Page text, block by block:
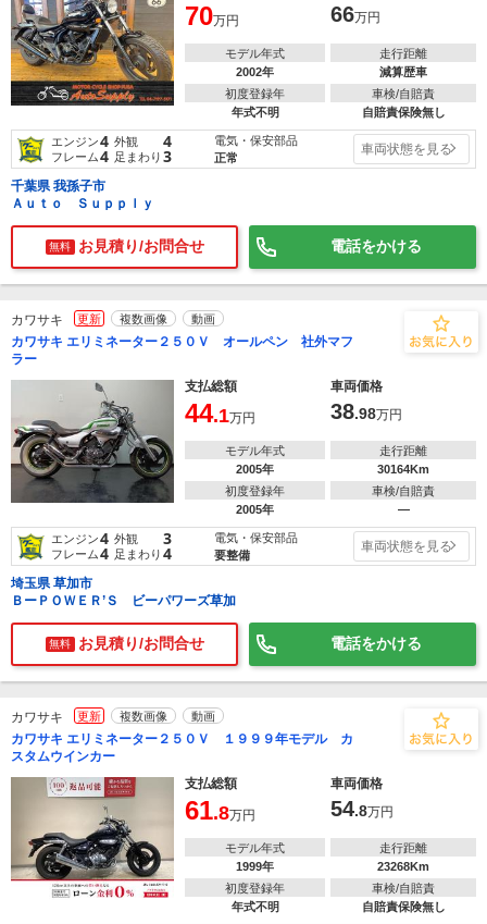
70万円 66万円
モデル年式
2002年
走行距離
減算歴車
初度登録年
年式不明
車検/自賠責
自賠責保険無し
エンジン4 外観 4
フレーム4 足まわり 3
電気・保安部品
正常
車両状態を見る
千葉県 我孫子市
Ａｕｔｏ Ｓｕｐｐｌｙ
無料 お見積り/お問合せ 電話をかける
カワサキ 更新 複数画像 動画
カワサキ エリミネーター２５０Ｖ オールペン 社外マフ
ラー
支払総額
車両価格
44.1万円 38.98万円
モデル年式
2005年
走行距離
30164Km
初度登録年
2005年
車検/自賠責
―
エンジン4 外観 3
フレーム4 足まわり 4
電気・保安部品
要整備
車両状態を見る
埼玉県 草加市
ＢーＰＯＷＥＲ’Ｓ ビーパワーズ草加
無料 お見積り/お問合せ 電話をかける
カワサキ 更新 複数画像 動画
カワサキ エリミネーター２５０Ｖ １９９９年モデル カ
スタムウインカー
支払総額
車両価格
61.8万円 54.8万円
モデル年式
1999年
走行距離
23268Km
初度登録年
年式不明
車検/自賠責
自賠責保険無し